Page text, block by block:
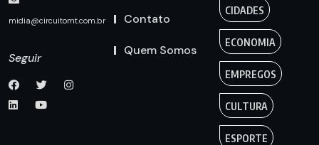
midia@circuitomt.com.br
Seguir
Contato
Quem Somos
CIDADES
ECONOMIA
EMPREGOS
CULTURA
ESPORTE